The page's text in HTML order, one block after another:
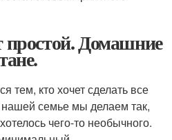
простой. Домашние
тем, кто хочет сделать все
семье мы делаем так,
чего-то необычного.